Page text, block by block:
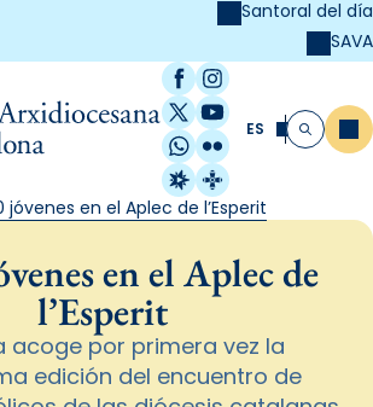
Santoral del día
SAVA
Facebook
Instagram
X / Twitter
YouTube
WhatsApp
Flickr
Radio Estel
Catalunya
ES Buscar
jóvenes en el Aplec de l’Esperit
en el Aplec de
l’Esperit
acoge por primera vez la
edición del encuentro de